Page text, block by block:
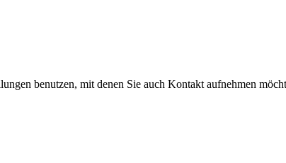
benutzen, mit denen Sie auch Kontakt aufnehmen